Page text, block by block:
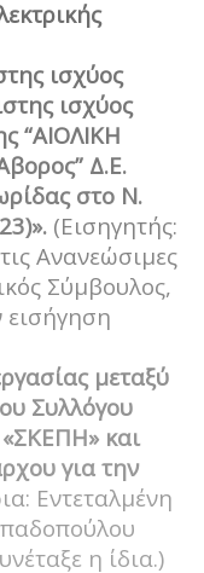
ισχύος
ισχύος
“ΑΙΟΛΙΚΗ
Δ.Ε.
στο Ν.
(Εισηγητής:
Ανανεώσιμες
Σύμβουλος,
εισήγηση
μεταξύ
Συλλόγου
«ΣΚΕΠΗ» και
για την
Εντεταλμένη
η ίδια.)